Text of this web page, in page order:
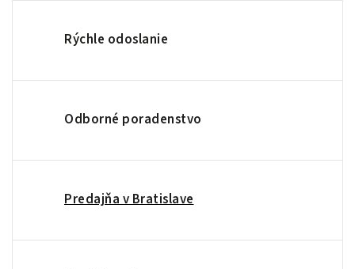
Rýchle odoslanie
Odborné poradenstvo
Predajňa v Bratislave